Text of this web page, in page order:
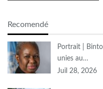
Recomendé
Portrait |
unies au…
Juil 28, 2026